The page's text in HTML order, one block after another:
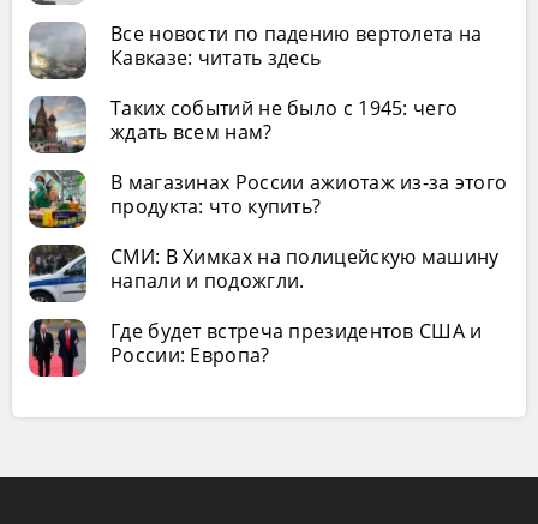
Все новости по падению вертолета на
Кавказе: читать здесь
Таких событий не было с 1945: чего
ждать всем нам?
В магазинах России ажиотаж из-за этого
продукта: что купить?
СМИ: В Химках на полицейскую машину
напали и подожгли.
Где будет встреча президентов США и
России: Европа?